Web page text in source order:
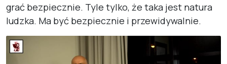
grać bezpiecznie. Tyle tylko, że taka jest natura
ludzka. Ma być bezpiecznie i przewidywalnie.